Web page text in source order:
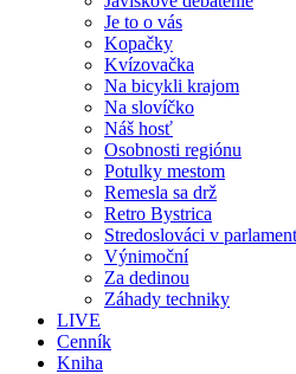
Je to o vás
Kopačky
Kvízovačka
Na bicykli krajom
Na slovíčko
Náš hosť
Osobnosti regiónu
Potulky mestom
Remesla sa drž
Retro Bystrica
Stredoslováci v
Výnimoční
Za dedinou
Záhady techniky
LIVE
Cenník
Kniha